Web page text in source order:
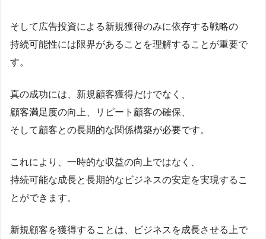
そして広告投資による新規獲得のみに依存する戦略の
持続可能性には限界があることを理解することが重要で
す。
真の成功には、新規顧客獲得だけでなく、
顧客満足度の向上、リピート顧客の確保、
そして顧客との長期的な関係構築が必要です。
これにより、一時的な収益の向上ではなく、
持続可能な成長と長期的なビジネスの安定を実現するこ
とができます。
新規顧客を獲得することは、ビジネスを成長させる上で